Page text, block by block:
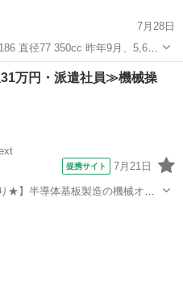
7月28日
直径77 350cc 昨年9月、5,680
ッチン家電 水素水
万円・派遣社員≫機械操
提携サイト 7月21日
★】半導体基板製造の機械オペ